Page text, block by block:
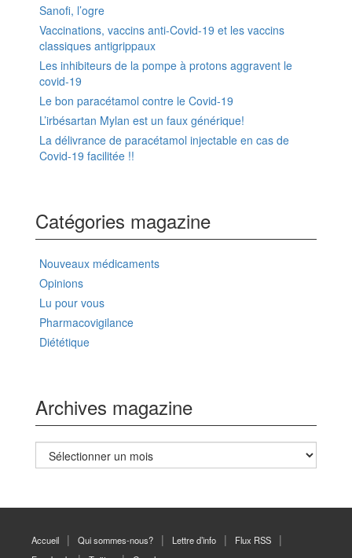
Sanofi, l’ogre
Vaccinations, vaccins anti-Covid-19 et les vaccins
classiques antigrippaux
Les inhibiteurs de la pompe à protons aggravent le
covid-19
Le bon paracétamol contre le Covid-19
L’irbésartan Mylan est un faux générique!
La délivrance de paracétamol injectable en cas de
Covid-19 facilitée !!
Catégories magazine
Nouveaux médicaments
Opinions
Lu pour vous
Pharmacovigilance
Diététique
Archives magazine
Archives
magazine
Accueil Qui sommes-nous? Lettre d’info
Flux RSS